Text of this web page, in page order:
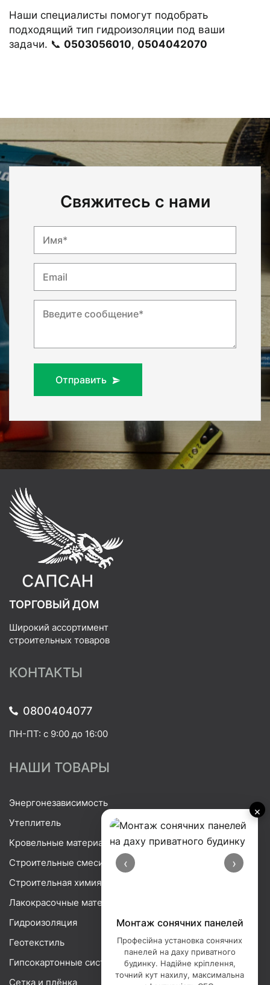
×
‹ ›
Монтаж сонячних панелей
Професійна установка сонячних
панелей на даху приватного
будинку. Надійне кріплення,
точний кут нахилу, максимальна
Наши специалисты помогут подобрать
подходящий тип гидроизоляции под ваши
задачи. 📞 0503056010, 0504042070
Свяжитесь с нами
Имя*
Email
Введите сообщение*
Отправить
ТОРГОВЫЙ ДОМ
Широкий ассортимент
строительных товаров
КОНТАКТЫ
0800404077
ПН-ПТ: с 9:00 до 16:00
НАШИ ТОВАРЫ
Энергонезависимость
Утеплитель
Кровельные материалы
Строительные смеси
Строительная химия
Лакокрасочные материалы
Гидроизоляция
Геотекстиль
Гипсокартонные системы
Сетка и плёнка